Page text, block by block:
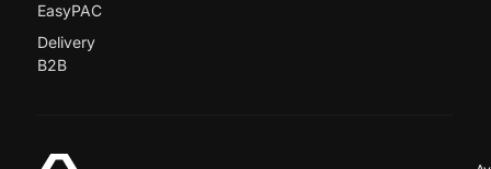
EasyPAC
Delivery
B2B